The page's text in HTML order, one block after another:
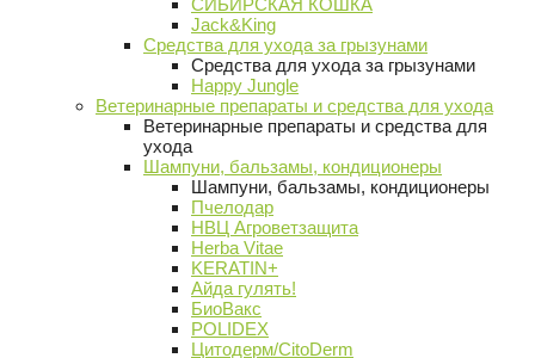
СИБИРСКАЯ КОШКА
Jack&King
Средства для ухода за грызунами
Средства для ухода за грызунами
Happy Jungle
Ветеринарные препараты и средства для ухода
Ветеринарные препараты и средства для
ухода
Шампуни, бальзамы, кондиционеры
Шампуни, бальзамы, кондиционеры
Пчелодар
НВЦ Агроветзащита
Herba Vitae
KERATIN+
Айда гулять!
БиоВакс
POLIDEX
Цитодерм/CitoDerm